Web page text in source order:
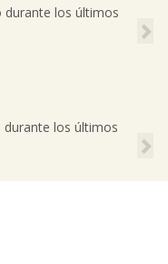
los últimos
los últimos